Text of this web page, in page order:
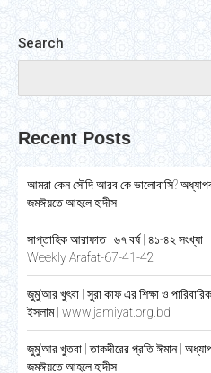
Search
Recent Posts
আমরা কেন সৌদি আরব কে ভালোবাসি?
জমঈয়তে আহলে হাদীস
সাপ্তাহিক আরাফাত | ৬৭ বর্ষ | ৪১-৪২ সংখ্যা |
Weekly Arafat-67-41-42
জুমু’আর খুৎবা | সুরা কাফ এর শিক্ষা ও
ইসলাম | www.jamiyat.org.bd
জুমু’আর খুতবা | তাকদীরের প্রতি ঈমান |
জমঈয়তে আহলে হাদীস